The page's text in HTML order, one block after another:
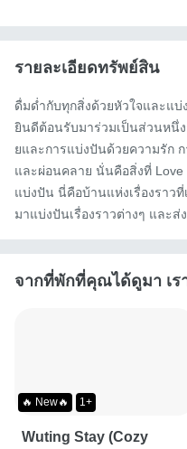
รายละเอียดทรัพย์สิน
ดื่มด่ำกับทุกสิ่งด้วยหัวใจและแ
ยินดีต้อนรับมาร่วมเป็นส่วนหนึ่ง
ยและการแบ่งปันด้วยความรัก
และผ่อนคลาย นั่นคือสิ่งที่ Love
แบ่งปัน นี่คือบ้านแห่งเรื่องราว
มาแบ่งปันเรื่องราวต่างๆ และส่
จากที่พักที่คุณได้ดูมา เ
🔥 New🔥 1+
Wuting Stay (Cozy